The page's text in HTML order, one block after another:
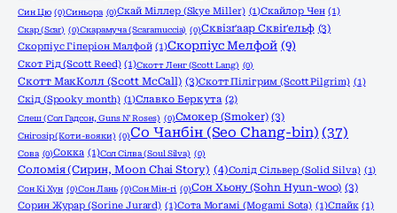
Син Цю (0)Синьора (0)Скай Міллер (Skye Miller) (1)Скайлор Чен (1)
Скар (Scar) (0)Скарамуча (Scaramuccia) (0)Сквізґаар Сквіґельф (3)
Скорпіус Гіперіон Малфой (1)Скорпіус Мелфой (9)
Скот Рід (Scott Reed) (1)Скотт Ленг (Scott Lang) (0)
Скотт МакКолл (Scott McCall) (3)Скотт Пілігрим (Scott Pilgrim) (1)
Скід (Spooky month) (1)Славко Беркута (2)
Слеш (Сол Гадсон, Guns N' Roses) (0)Смокер (Smoker) (3)
Снігозір (Коти-вояки) (0)Со Чанбін (Seo Chang-bin) (37)
Сова (0)Сокка (1)Сол Сілва (Soul Silva) (0)
Соломія (Сирин, Moon Chai Story) (4)Солід Сільвер (Solid Silva) (1)
Сон Кі Хун (0)Сон Лань (0)Сон Мін-гі (0)Сон Хьону (Sohn Hyun-woo) (3)
Сорин Журар (Sorine Jurard) (1)Сота Моґамі (Mogami Sota) (1)Спайк (1)